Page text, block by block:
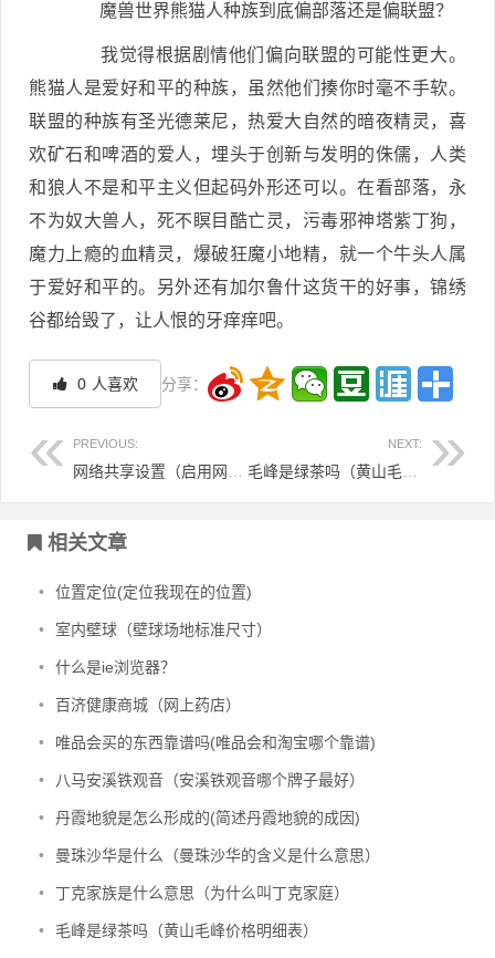
魔兽世界熊猫人种族到底偏部落还是偏联盟？
我觉得根据剧情他们偏向联盟的可能性更大。
熊猫人是爱好和平的种族，虽然他们揍你时毫不手软。
联盟的种族有圣光德莱尼，热爱大自然的暗夜精灵，喜
欢矿石和啤酒的爱人，埋头于创新与发明的侏儒，人类
和狼人不是和平主义但起码外形还可以。在看部落，永
不为奴大兽人，死不瞑目酷亡灵，污毒邪神塔紫丁狗，
魔力上瘾的血精灵，爆破狂魔小地精，就一个牛头人属
于爱好和平的。另外还有加尔鲁什这货干的好事，锦绣
谷都给毁了，让人恨的牙痒痒吧。
0 人喜欢 分享：
PREVIOUS: NEXT:
文章导航
相关文章
• 位置定位(定位我现在的位置)
• 室内壁球（壁球场地标准尺寸）
• 什么是ie浏览器？
• 百济健康商城（网上药店）
• 唯品会买的东西靠谱吗(唯品会和淘宝哪个靠谱)
• 八马安溪铁观音（安溪铁观音哪个牌子最好）
• 丹霞地貌是怎么形成的(简述丹霞地貌的成因)
• 曼珠沙华是什么（曼珠沙华的含义是什么意思）
• 丁克家族是什么意思（为什么叫丁克家庭）
• 毛峰是绿茶吗（黄山毛峰价格明细表）